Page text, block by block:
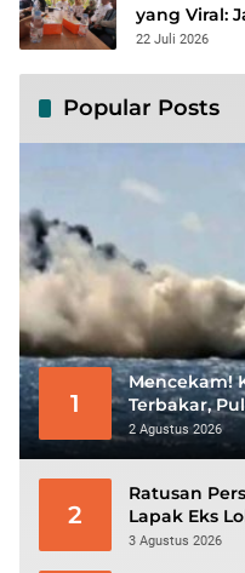
yang Viral:
22 Juli 2026
Popular Posts
1
Mencekam!
Terbakar,
Bertahan
2 Agustus 2026
2
Ratusan
Lapak Eks
3 Agustus 2026